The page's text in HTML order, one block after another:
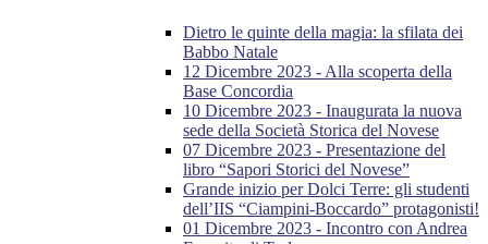
Dietro le quinte della magia: la sfilata dei
Babbo Natale
12 Dicembre 2023 - Alla scoperta della
Base Concordia
10 Dicembre 2023 - Inaugurata la nuova
sede della Società Storica del Novese
07 Dicembre 2023 - Presentazione del
libro “Sapori Storici del Novese”
Grande inizio per Dolci Terre: gli studenti
dell’IIS “Ciampini-Boccardo” protagonisti!
01 Dicembre 2023 - Incontro con Andrea